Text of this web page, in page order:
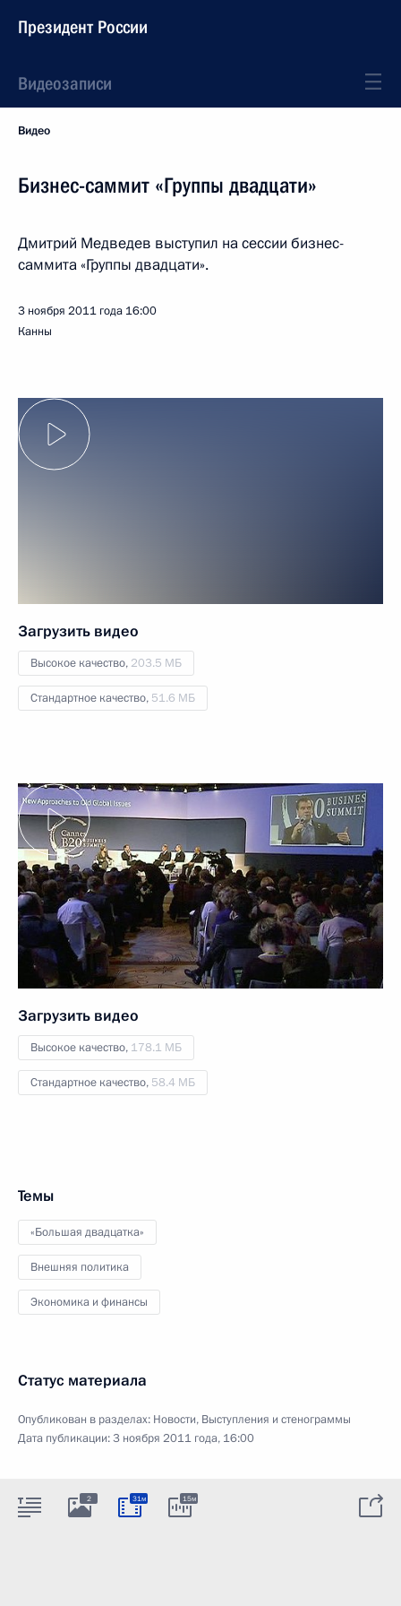
Президент России
Видеозаписи
Видео
Бизнес-саммит «Группы двадцати»
Дмитрий Медведев выступил на сессии бизнес-
саммита «Группы двадцати».
3 ноября 2011 года 16:00
Канны
Загрузить видео
Высокое качество, 203.5 МБ
Стандартное качество, 51.6 МБ
Загрузить видео
Высокое качество, 178.1 МБ
Стандартное качество, 58.4 МБ
Темы
«Большая двадцатка»
Внешняя политика
Экономика и финансы
Статус материала
Опубликован в разделах: Новости, Выступления и стенограммы
Дата публикации:3 ноября 2011 года, 16:00
2 31м 15м